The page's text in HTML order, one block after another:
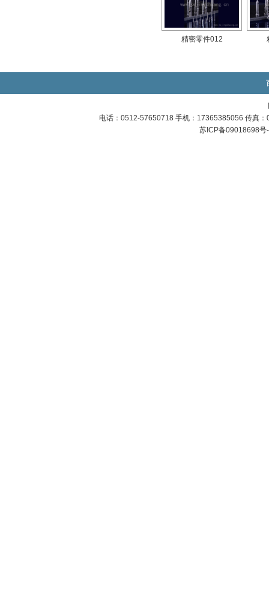
精密零件012
电话：0512-57650718 手机：17365385056 传真
苏ICP备09018698号